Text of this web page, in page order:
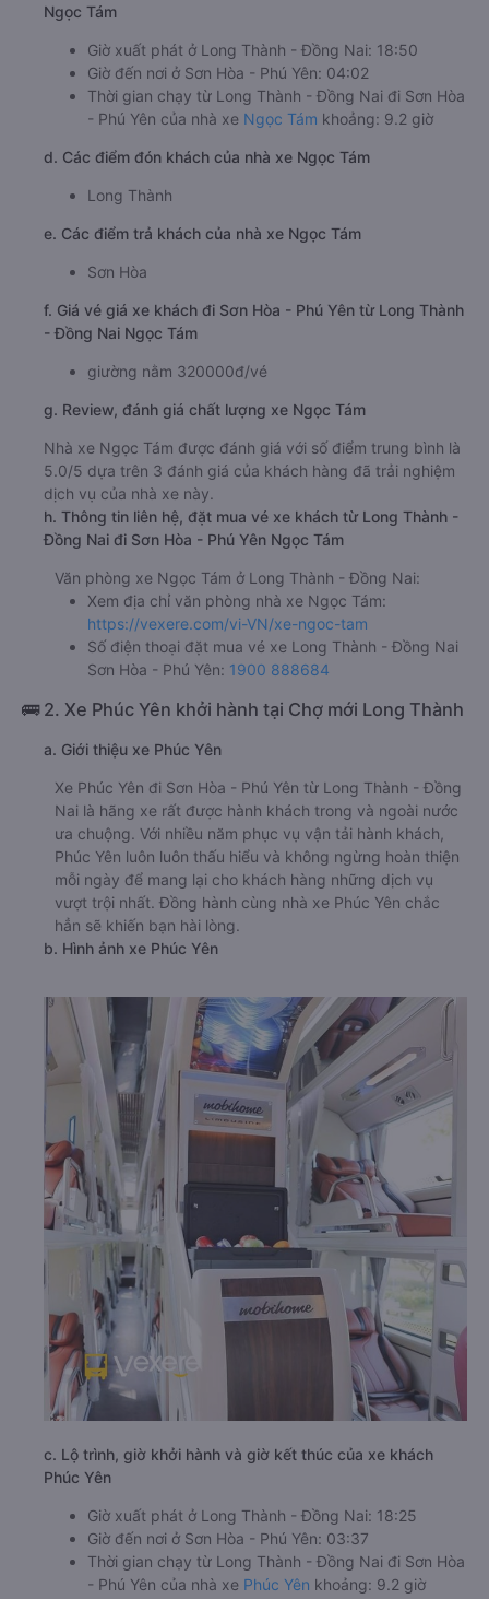
Ngọc Tám
Giờ xuất phát ở Long Thành - Đồng Nai: 18:50
Giờ đến nơi ở Sơn Hòa - Phú Yên: 04:02
Thời gian chạy từ Long Thành - Đồng Nai đi Sơn Hòa
- Phú Yên của nhà xe Ngọc Tám khoảng: 9.2 giờ
d. Các điểm đón khách của nhà xe Ngọc Tám
Long Thành
e. Các điểm trả khách của nhà xe Ngọc Tám
Sơn Hòa
f. Giá vé giá xe khách đi Sơn Hòa - Phú Yên từ Long Thành
- Đồng Nai Ngọc Tám
giường nằm 320000đ/vé
g. Review, đánh giá chất lượng xe Ngọc Tám
Nhà xe Ngọc Tám được đánh giá với số điểm trung bình là
5.0/5 dựa trên 3 đánh giá của khách hàng đã trải nghiệm
dịch vụ của nhà xe này.
h. Thông tin liên hệ, đặt mua vé xe khách từ Long Thành -
Đồng Nai đi Sơn Hòa - Phú Yên Ngọc Tám
Văn phòng xe Ngọc Tám ở Long Thành - Đồng Nai:
Xem địa chỉ văn phòng nhà xe Ngọc Tám:
https://vexere.com/vi-VN/xe-ngoc-tam
Số điện thoại đặt mua vé xe Long Thành - Đồng Nai
Sơn Hòa - Phú Yên: 1900 888684
🚌 2. Xe Phúc Yên khởi hành tại Chợ mới Long Thành
a. Giới thiệu xe Phúc Yên
Xe Phúc Yên đi Sơn Hòa - Phú Yên từ Long Thành - Đồng
Nai là hãng xe rất được hành khách trong và ngoài nước
ưa chuộng. Với nhiều năm phục vụ vận tải hành khách,
Phúc Yên luôn luôn thấu hiểu và không ngừng hoàn thiện
mỗi ngày để mang lại cho khách hàng những dịch vụ
vượt trội nhất. Đồng hành cùng nhà xe Phúc Yên chắc
hẳn sẽ khiến bạn hài lòng.
b. Hình ảnh xe Phúc Yên
c. Lộ trình, giờ khởi hành và giờ kết thúc của xe khách
Phúc Yên
Giờ xuất phát ở Long Thành - Đồng Nai: 18:25
Giờ đến nơi ở Sơn Hòa - Phú Yên: 03:37
Thời gian chạy từ Long Thành - Đồng Nai đi Sơn Hòa
- Phú Yên của nhà xe Phúc Yên khoảng: 9.2 giờ